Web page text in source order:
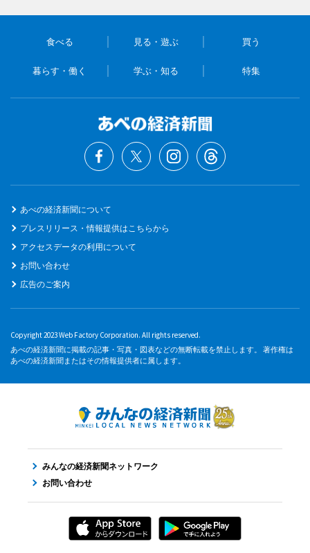
食べる 見る・遊ぶ 買う
暮らす・働く 学ぶ・知る 特集
あべの経済新聞について
プレスリリース・情報提供はこちらから
アクセスデータの利用について
お問い合わせ
広告のご案内
Copyright 2023 Web Factory Corporation. All rights reserved.
あべの経済新聞に掲載の記事・写真・図表などの無断転載を禁止します。 著作権は
あべの経済新聞またはその情報提供者に属します。
みんなの経済新聞ネットワーク
お問い合わせ